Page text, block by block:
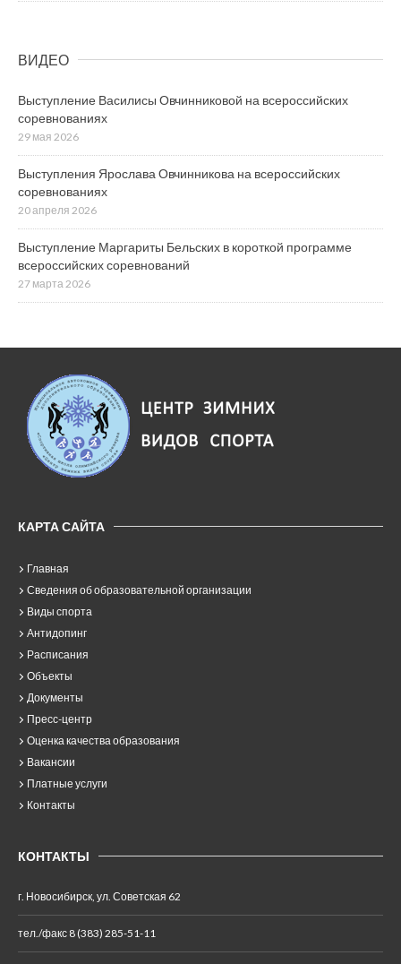
ВИДЕО
Выступление Василисы Овчинниковой на всероссийских
соревнованиях
29 мая 2026
Выступления Ярослава Овчинникова на всероссийских
соревнованиях
20 апреля 2026
Выступление Маргариты Бельских в короткой программе
всероссийских соревнований
27 марта 2026
КАРТА САЙТА
Главная
Сведения об образовательной организации
Виды спорта
Антидопинг
Расписания
Объекты
Документы
Пресс-центр
Оценка качества образования
Вакансии
Платные услуги
Контакты
КОНТАКТЫ
г. Новосибирск, ул. Советская 62
тел./факс 8 (383) 285-51-11